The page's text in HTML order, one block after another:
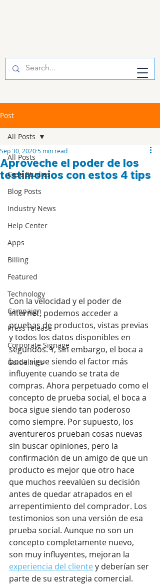
Post
All Posts
Case Studies
Blog Posts
Industry News
Help Center
Apps
Billing
Featured
Technology
Campaign
Press release
Corporate Signage
Guidelines
All Posts
Aproveche el poder de los
testimonios con estos 4 tips
Sep 30, 20205 min read
Con la velocidad y el poder de
Internet, podemos acceder a
pruebas de productos, vistas previas
y todos los datos disponibles en
segundos. Y, sin embargo, el boca a
boca sigue siendo el factor más
influyente cuando se trata de
compras. Ahora perpetuado como el
concepto de prueba social, el boca a
boca sigue siendo tan poderoso
como siempre. Por supuesto, los
aventureros prueban cosas nuevas
sin buscar opiniones, pero la
confirmación de un amigo de que un
producto es mejor que otro hace
que muchos reevalúen su decisión
antes de quedar atrapados en el
arrepentimiento del comprador. Los
testimonios son una versión de esa
prueba social. Aunque no son un
concepto completamente nuevo,
son muy influyentes, mejoran la
experiencia del cliente y deberían ser
parte de su estrategia comercial.